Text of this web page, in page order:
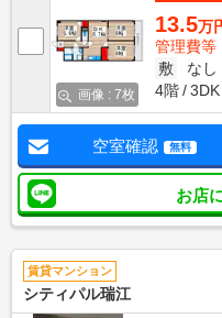
画像 : 7枚
13.5万
管理費等
敷
なし
4階
3DK
空室確認 無料
お店
賃貸マンション
シティパル瑞江